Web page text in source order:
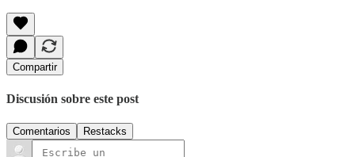
Compartir
Discusión sobre este post
Comentarios Restacks